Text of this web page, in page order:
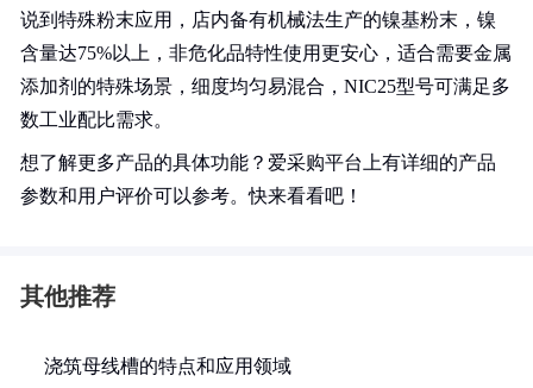
说到特殊粉末应用，店内备有机械法生产的镍基粉末，镍
含量达75%以上，非危化品特性使用更安心，适合需要金属
添加剂的特殊场景，细度均匀易混合，NIC25型号可满足多
数工业配比需求。
想了解更多产品的具体功能？爱采购平台上有详细的产品
参数和用户评价可以参考。快来看看吧！
其他推荐
浇筑母线槽的特点和应用领域